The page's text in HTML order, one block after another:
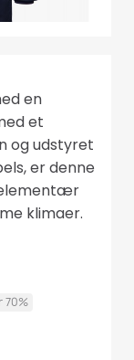
en
et
og udstyret
er denne
klimaer.
70%